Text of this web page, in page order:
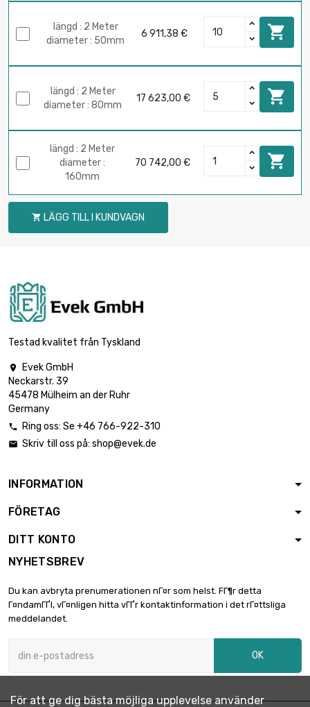
längd : 2 Meter
diameter : 50mm
6 911,38 € 
längd : 2 Meter
diameter : 80mm
17 623,00 € 
längd : 2 Meter
diameter :
160mm
70 742,00 € 
 LÄGG TILL I KUNDVAGN
Testad kvalitet från Tyskland

Evek GmbH
Neckarstr. 39
45478 Mülheim an der Ruhr
Germany
 Ring oss: Se +46 766-922-310
 Skriv till oss på: shop@evek.de
INFORMATION
FÖRETAG
DITT KONTO
NYHETSBREV
Du kan avbryta prenumerationen nГ¤r som helst. FГ¶r detta
Г¤ndamГҐl, vГ¤nligen hitta vГҐr kontaktinformation i det rГ¤ttsliga
meddelandet.
OK
För att ge dig bästa möjliga upplevelse använder